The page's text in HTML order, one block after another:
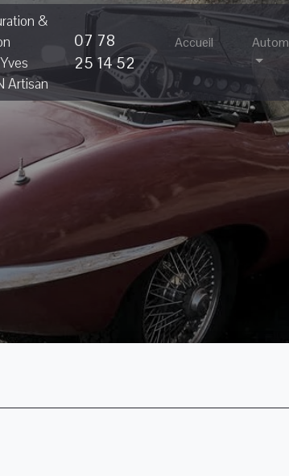
&
Artisan
07 78
25 14 52
Accueil